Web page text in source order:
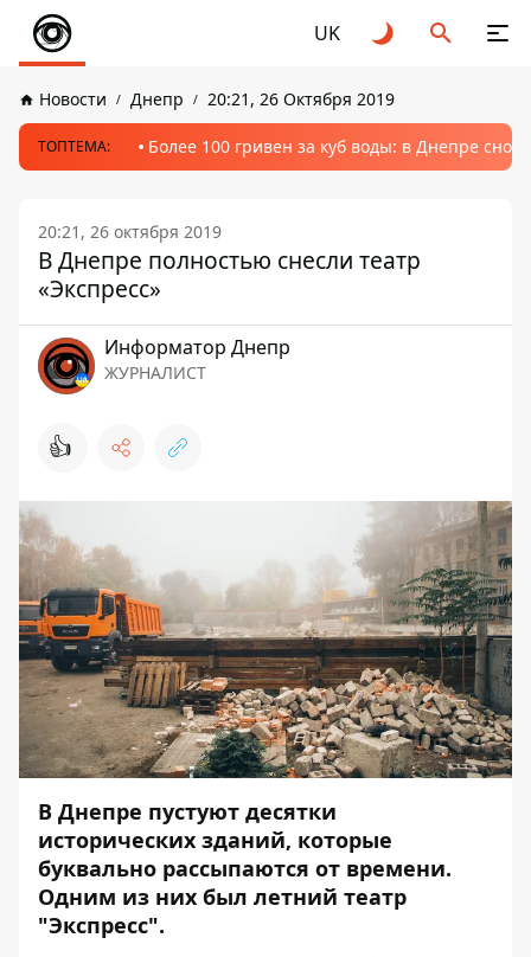
UK
Новости Днепр 20:21, 26 Октября 2019
ТОПТЕМА: Более 100 гривен за куб воды: в Днепре
20:21, 26 октября 2019
В Днепре полностью снесли театр
«Экспресс»
Информатор Днепр
ЖУРНАЛИСТ
👍
В Днепре пустуют десятки
исторических зданий, которые
буквально рассыпаются от времени.
Одним из них был летний театр
"Экспресс".